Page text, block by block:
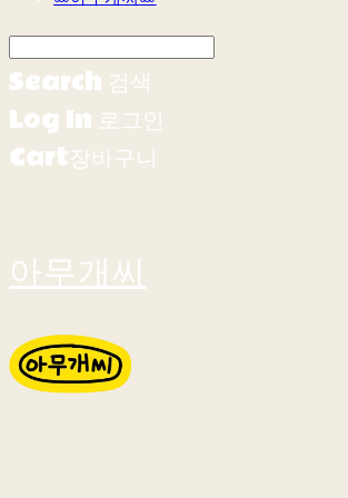
Search 검색
Log In 로그인
Cart장바구니
아무개씨